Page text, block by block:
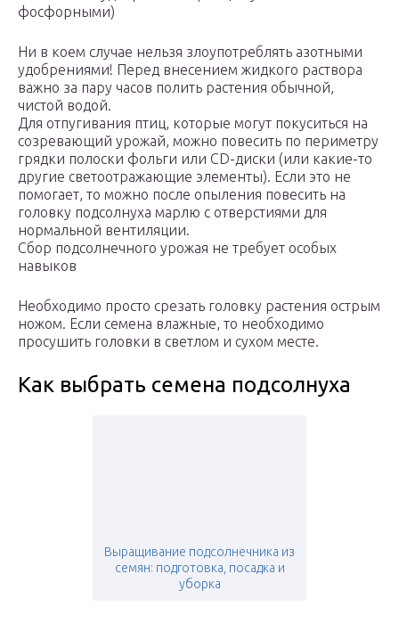
фосфорными)
Ни в коем случае нельзя злоупотреблять азотными
удобрениями! Перед внесением жидкого раствора
важно за пару часов полить растения обычной,
чистой водой.
Для отпугивания птиц, которые могут покуситься на
созревающий урожай, можно повесить по периметру
грядки полоски фольги или CD-диски (или какие-то
другие светоотражающие элементы). Если это не
помогает, то можно после опыления повесить на
головку подсолнуха марлю с отверстиями для
нормальной вентиляции.
Сбор подсолнечного урожая не требует особых
навыков
Необходимо просто срезать головку растения острым
ножом. Если семена влажные, то необходимо
просушить головки в светлом и сухом месте.
Как выбрать семена подсолнуха
Выращивание подсолнечника из
семян: подготовка, посадка и
уборка